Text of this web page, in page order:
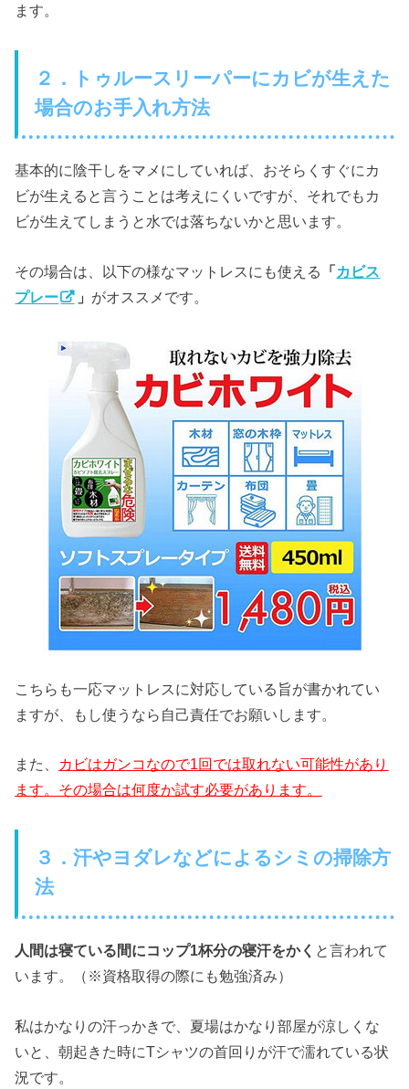
ます。
２．トゥルースリーパーにカビが生えた
場合のお手入れ方法
基本的に陰干しをマメにしていれば、おそらくすぐにカ
ビが生えると言うことは考えにくいですが、それでもカ
ビが生えてしまうと水では落ちないかと思います。
その場合は、以下の様なマットレスにも使える 「カビス
プレー
」 がオススメです。
こちらも一応マットレスに対応している旨が書かれてい
ますが、もし使うなら自己責任でお願いします。
また、 カビはガンコなので1回では取れない可能性があり
ます。その場合は何度か試す必要があります。
３．汗やヨダレなどによるシミの掃除方
法
人間は寝ている間にコップ1杯分の寝汗をかく と言われて
います。（※資格取得の際にも勉強済み）
私はかなりの汗っかきで、夏場はかなり部屋が涼しくな
いと、朝起きた時にTシャツの首回りが汗で濡れている状
況です。